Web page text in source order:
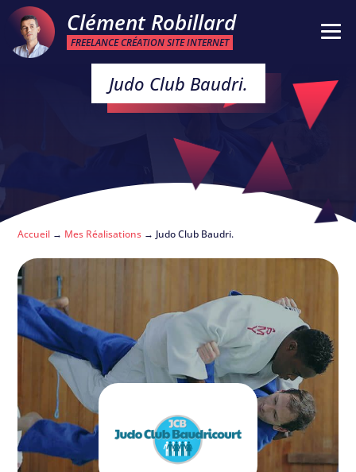
Clément Robillard
FREELANCE CRÉATION SITE INTERNET
Judo Club Baudri.
Accueil → Mes Réalisations → Judo Club Baudri.